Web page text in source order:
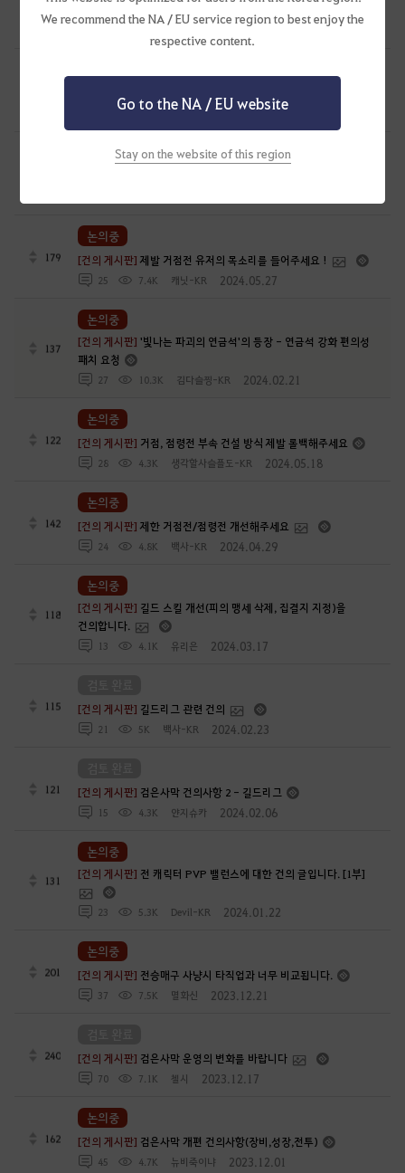
We recommend the NA / EU service region to best enjoy the
respective content.
Go to the NA / EU website
Stay on the website of this region
2024.08.10
6.2K 암흔 2024.07.26
논의중
179 [건의 게시판]제발 거점전 유저의 목소리를 들어주세요 !
25 7.4K 캐닛-KR 2024.05.27
논의중
137
[건의 게시판]'빛나는 파괴의 연금석'의 등장 - 연금석 강화 편의성
패치 요청
27 10.3K 김다슬찡-KR 2024.02.21
논의중
122 [건의 게시판] 거점, 점령전 부속 건설 방식 제발 롤백해주세요
28 4.3K 생각할사슬플도-KR 2024.05.18
논의중
142 [건의 게시판]제한 거점전/점령전 개선해주세요
24 4.8K 백사-KR 2024.04.29
논의중
118
[건의 게시판] 길드 스킬 개선(피의 맹세 삭제, 집결지 지정)을
건의합니다.
13 4.1K 유리은 2024.03.17
논의중
115 [건의 게시판] 길드리그 관련 건의
21 5K 백사-KR 2024.02.23
121 [건의 게시판] 검은사막 건의사항 2 - 길드리그
15 4.3K 얀지슈카 2024.02.06
131
[건의 게시판] 전 캐릭터 PVP 밸런스에 대한 건의 글입니다. [1부]
23 5.3K Devil-KR 2024.01.22
논의중
201 [건의 게시판] 전승매구 사냥시 타직업과 너무 비교됩니다.
37 7.5K 멸화신 2023.12.21
논의중
240 [건의 게시판] 검은사막 운영의 변화를 바랍니다
70 7.1K 첼시 2023.12.17
162 [건의 게시판] 검은사막 개편 건의사항(장비,성장,전투)
45 4.7K 뉴비죽이냐 2023.12.01
논의중